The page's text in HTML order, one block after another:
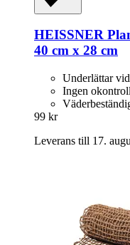
HEISSNER
40 cm x 28 cm
Underlättar
Ingen
99 kr
Leverans till 17.